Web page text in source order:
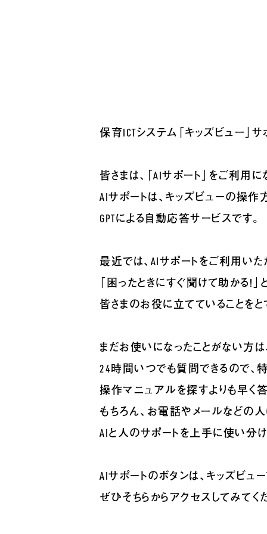
保育ICTシステム「キッズビュー」サ
皆さまは、「AIサポート」をご利用に
AIサポートは、キッズビューの操作
GPTによる自動応答サービスです。
最近では、AIサポートをご利用いた
「困ったときにすぐ聞けて助かる！
皆さまのお役に立てていることをと
まだお使いになったことがない方は
24時間いつでも質問できるので、
操作マニュアルを探すよりも早く答
もちろん、お電話やメールなどの
AIと人のサポートを上手に使い分け
AIサポートのボタンは、キッズビュ
ぜひそちらからアクセスしてみてく